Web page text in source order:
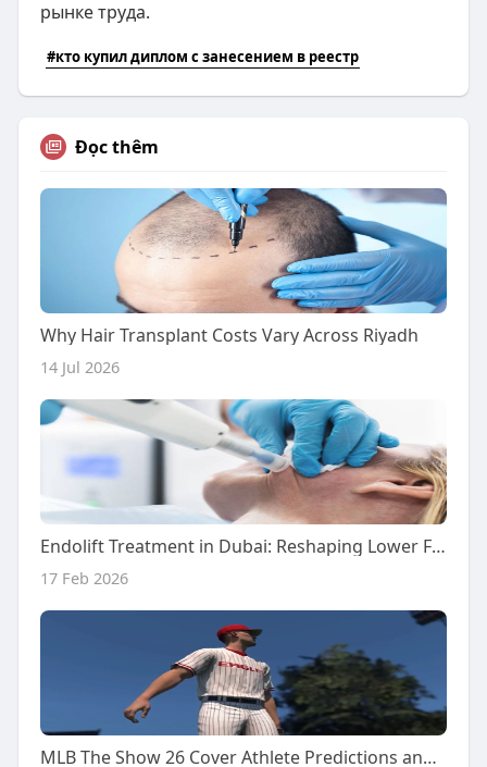
рынке труда.
#кто купил диплом с занесением в реестр
Đọc thêm
Why Hair Transplant Costs Vary Across Riyadh
14 Jul 2026
Endolift Treatment in Dubai: Reshaping Lower Face Contours
17 Feb 2026
MLB The Show 26 Cover Athlete Predictions and Fan Expectations